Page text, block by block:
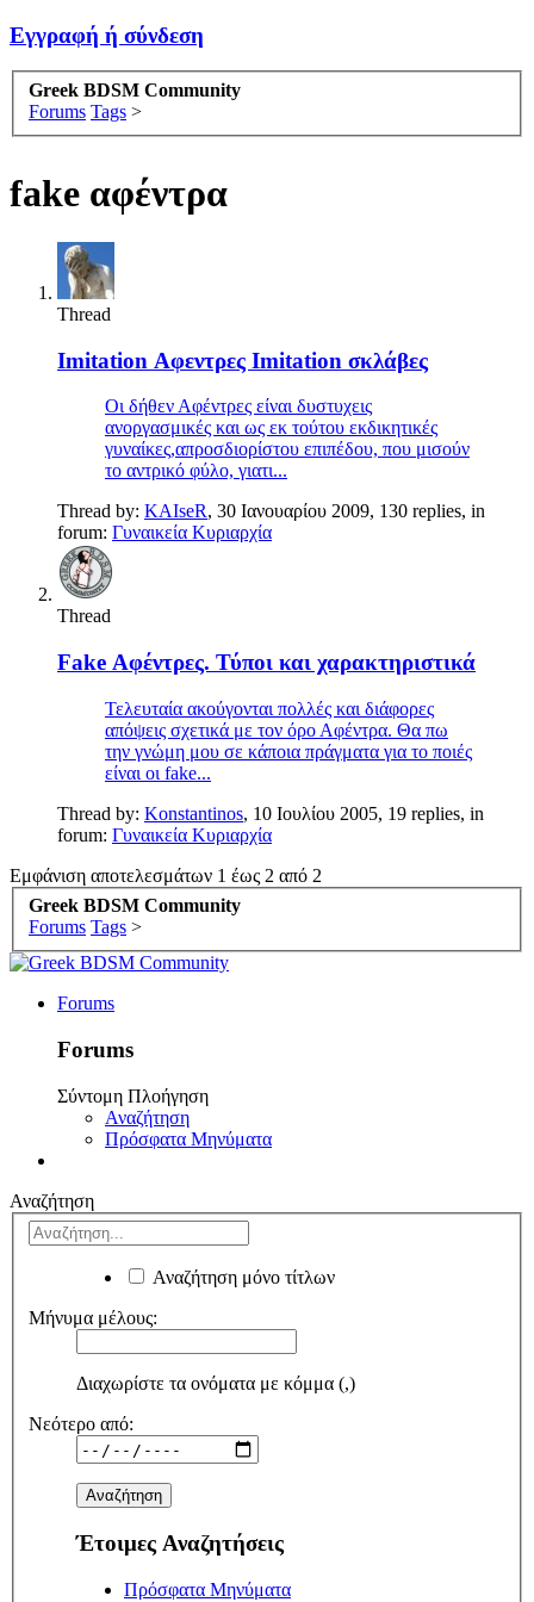
Εγγραφή ή σύνδεση
Greek BDSM Community
Forums Tags >
fake αφέντρα
Thread
Imitation Αφεντρες Imitation σκλάβες
Οι δήθεν Αφέντρες είναι δυστυχεις
ανοργασμικές και ως εκ τούτου εκδικητικές
γυναίκες,απροσδιορίστου επιπέδου, που μισούν
το αντρικό φύλο, γιατι...
Thread by: KAIseR, 30 Ιανουαρίου 2009, 130 replies, in
forum: Γυναικεία Κυριαρχία
Thread
Fake Αφέντρες. Τύποι και χαρακτηριστικά
Τελευταία ακούγονται πολλές και διάφορες
απόψεις σχετικά με τον όρο Αφέντρα. Θα πω
την γνώμη μου σε κάποια πράγματα για το ποιές
είναι οι fake...
Thread by: Konstantinos, 10 Ιουλίου 2005, 19 replies, in
forum: Γυναικεία Κυριαρχία
Εμφάνιση αποτελεσμάτων 1 έως 2 από 2
Greek BDSM Community
Forums Tags >
Forums
Forums
Σύντομη Πλοήγηση
Αναζήτηση
Πρόσφατα Μηνύματα
Αναζήτηση
Αναζήτηση μόνο τίτλων
Μήνυμα μέλους:
Διαχωρίστε τα ονόματα με κόμμα (,)
Νεότερο από:
Έτοιμες Αναζητήσεις
Πρόσφατα Μηνύματα